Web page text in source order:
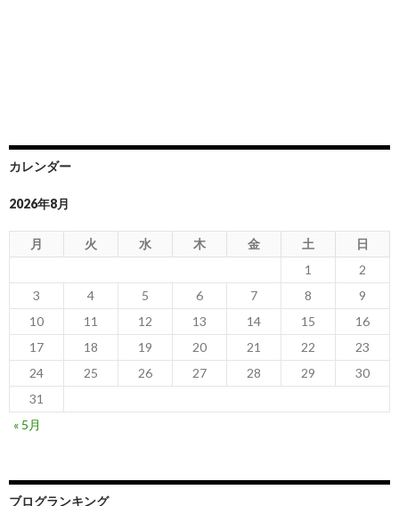
カレンダー
2026年8月
月 火 水 木 金 土
日
1
2
3
4 5 6 7 8
9
10
11 12 13 14 15
16
17
18 19 20 21 22
23
24
25 26 27 28 29
30
31
« 5月
ブログランキング